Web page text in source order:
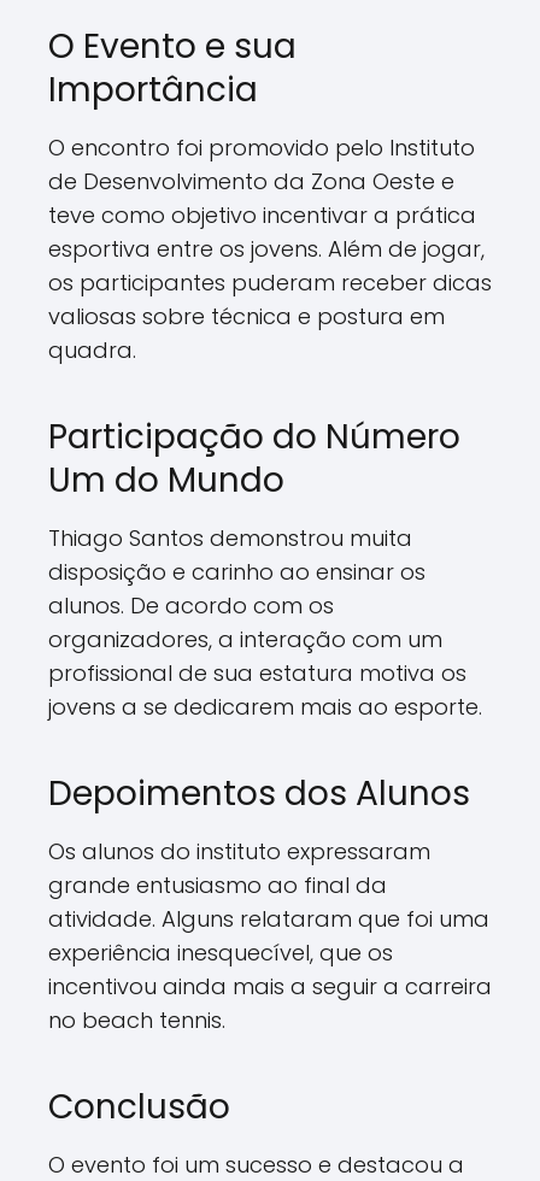
O Evento e sua
Importância
O encontro foi promovido pelo Instituto
de Desenvolvimento da Zona Oeste e
teve como objetivo incentivar a prática
esportiva entre os jovens. Além de jogar,
os participantes puderam receber dicas
valiosas sobre técnica e postura em
quadra.
Participação do Número
Um do Mundo
Thiago Santos demonstrou muita
disposição e carinho ao ensinar os
alunos. De acordo com os
organizadores, a interação com um
profissional de sua estatura motiva os
jovens a se dedicarem mais ao esporte.
Depoimentos dos Alunos
Os alunos do instituto expressaram
grande entusiasmo ao final da
atividade. Alguns relataram que foi uma
experiência inesquecível, que os
incentivou ainda mais a seguir a carreira
no beach tennis.
Conclusão
O evento foi um sucesso e destacou a